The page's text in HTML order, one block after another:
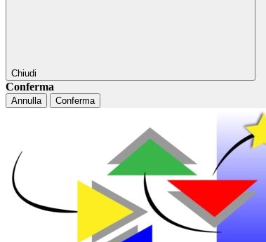
Chiudi
Conferma
Annulla Conferma